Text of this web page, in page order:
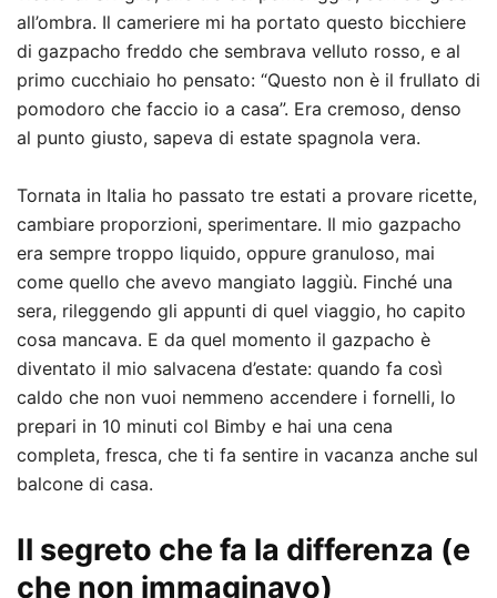
all’ombra. Il cameriere mi ha portato questo bicchiere
di gazpacho freddo che sembrava velluto rosso, e al
primo cucchiaio ho pensato: “Questo non è il frullato di
pomodoro che faccio io a casa”. Era cremoso, denso
al punto giusto, sapeva di estate spagnola vera.
Tornata in Italia ho passato tre estati a provare ricette,
cambiare proporzioni, sperimentare. Il mio gazpacho
era sempre troppo liquido, oppure granuloso, mai
come quello che avevo mangiato laggiù. Finché una
sera, rileggendo gli appunti di quel viaggio, ho capito
cosa mancava. E da quel momento il gazpacho è
diventato il mio salvacena d’estate: quando fa così
caldo che non vuoi nemmeno accendere i fornelli, lo
prepari in 10 minuti col Bimby e hai una cena
completa, fresca, che ti fa sentire in vacanza anche sul
balcone di casa.
Il segreto che fa la differenza (e
che non immaginavo)